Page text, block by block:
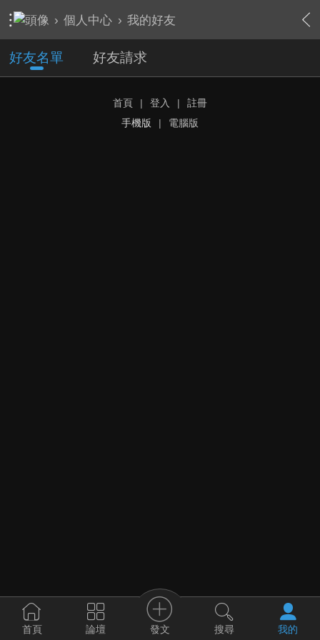
› 個人中心 › 我的好友
好友名單 好友請求
首頁 | 登入 |
註冊
手機版
| 電腦版
首頁 論壇 發文 搜尋 我的